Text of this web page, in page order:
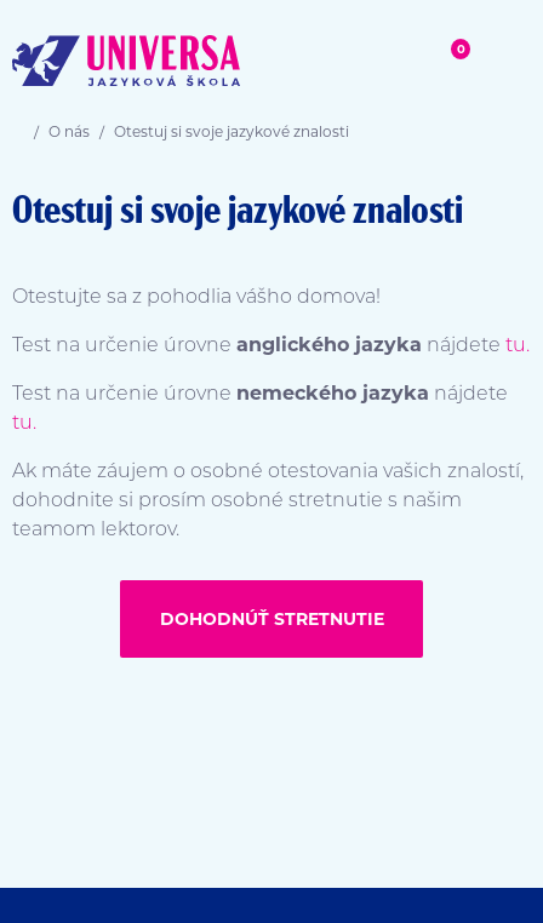
0
O nás Otestuj si svoje jazykové znalosti
Otestuj si svoje jazykové znalosti
Otestujte sa z pohodlia vášho domova!
Test na určenie úrovne anglického jazyka nájdete tu.
Test na určenie úrovne nemeckého jazyka nájdete
tu.
Ak máte záujem o osobné otestovania vašich znalostí,
dohodnite si prosím osobné stretnutie s našim
teamom lektorov.
DOHODNÚŤ STRETNUTIE